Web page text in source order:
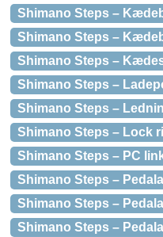
Shimano Steps –
Shimano Steps –
Shimano Steps –
Shimano Steps –
Shimano Steps –
Shimano Steps – Lock
Shimano Steps – PC
Shimano Steps –
Shimano Steps –
Shimano Steps –